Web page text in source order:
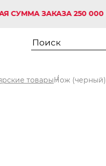
ЗАКАЗА 250 000
товарыНож (черный)